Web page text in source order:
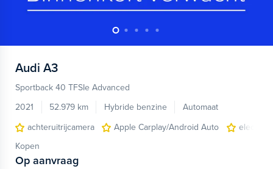
Audi A3
Sportback 40 TFSIe Advanced
2021
52.979 km Hybride benzine
Automaat
achteruitrijcamera
Apple Carplay/Android Auto
Kopen
Op aanvraag